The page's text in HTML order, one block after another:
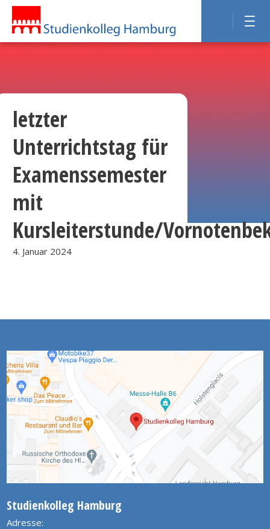
letzter
Unterrichtstag für
Examenssemester
mit
Kursleiterstunde/
4. Januar 2024
Studienkolleg Hamburg
Adresse: